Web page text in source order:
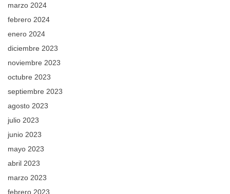
marzo 2024
febrero 2024
enero 2024
diciembre 2023
noviembre 2023
octubre 2023
septiembre 2023
agosto 2023
julio 2023
junio 2023
mayo 2023
abril 2023
marzo 2023
febrero 2023